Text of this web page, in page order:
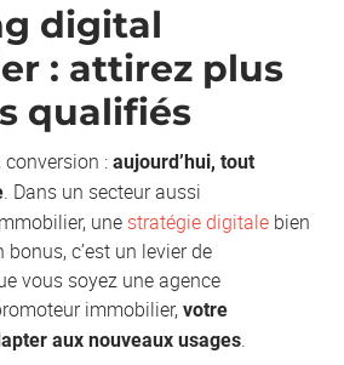
j'accepte que les informations saisies soient
demande. *
ENVOYER
digital
: attirez plus
qualifiés
conversion :aujourd’hui, tout
. Dans un secteur aussi
une stratégie digitale bien
bonus, c’est un levier de
vous soyez une agence
immobilier,votre
aux nouveaux usages.